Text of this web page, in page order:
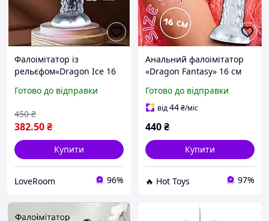
Фалоімітатор із
рельєфом«Dragon Ice 16
фалоімітатор дракон
іграшка дракон
Готово до відправки
382.50₴
450 ₴
Купити
LoveRoom 96%
Анальний фалоімітатор
«Dragon Fantasy» 16 см
присоскою, фантазійна
форма дракона, TPE секс-
Готово до відправки
від44₴/міс
440₴
Купити
🔥 Hot Toys 97%